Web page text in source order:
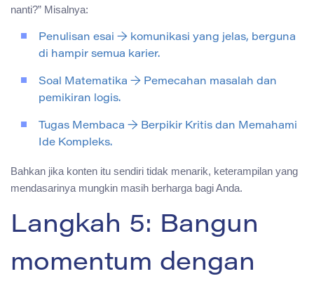
nanti?” Misalnya:
Penulisan esai → komunikasi yang jelas, berguna
di hampir semua karier.
Soal Matematika → Pemecahan masalah dan
pemikiran logis.
Tugas Membaca → Berpikir Kritis dan Memahami
Ide Kompleks.
Bahkan jika konten itu sendiri tidak menarik, keterampilan yang
mendasarinya mungkin masih berharga bagi Anda.
Langkah 5: Bangun
momentum dengan